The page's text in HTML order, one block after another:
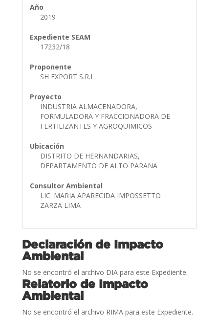
Año
2019
Expediente SEAM
17232/18
Proponente
SH EXPORT S.R.L
Proyecto
INDUSTRIA ALMACENADORA,
FORMULADORA Y FRACCIONADORA DE
FERTILIZANTES Y AGROQUIMICOS
Ubicación
DISTRITO DE HERNANDARIAS,
DEPARTAMENTO DE ALTO PARANA
Consultor Ambiental
LIC. MARIA APARECIDA IMPOSSETTO
ZARZA LIMA
Declaración de Impacto
Ambiental
No se encontró el archivo DIA para este Expediente.
Relatorio de Impacto
Ambiental
No se encontró el archivo RIMA para este Expediente.